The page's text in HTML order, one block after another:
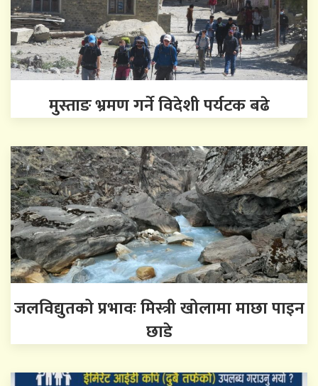
मुस्ताङ भ्रमण गर्ने विदेशी पर्यटक बढे
जलविद्युतको प्रभावः मिस्त्री खोलामा माछा पाइन
छाडे